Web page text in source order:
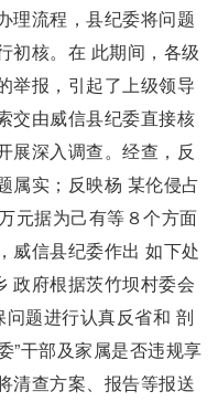
理流程，县纪委将问题
初核。在 此期间，各级
举报，引起了上级领导
交由威信县纪委直接核
展深入调查。经查，反
属实；反映杨 某伦侵占
元据为己有等８个方面
威信县纪委作出 如下处
政府根据茨竹坝村委会
问题进行认真反省和 剖
”干部及家属是否违规享
清查方案、报告等报送